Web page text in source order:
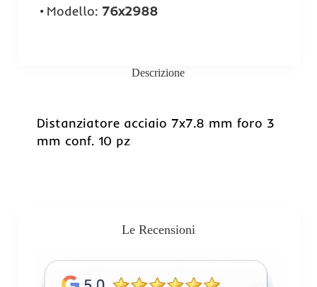
Modello: 76x2988
Descrizione
Distanziatore acciaio 7x7.8 mm foro 3
mm conf. 10 pz
Le Recensioni